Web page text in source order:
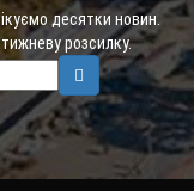
десятки новин.
розсилку.